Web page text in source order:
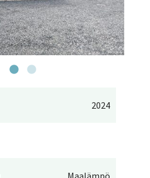
2024
Maalämpö